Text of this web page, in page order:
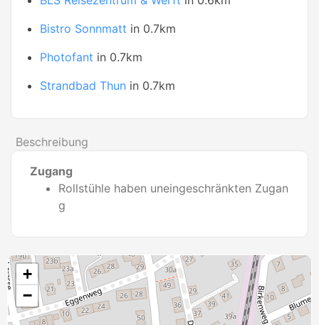
Bistro Sonnmatt in 0.7km
Photofant in 0.7km
Strandbad Thun in 0.7km
Beschreibung
Zugang
Rollstühle haben uneingeschränkten Zugan
g
+
−